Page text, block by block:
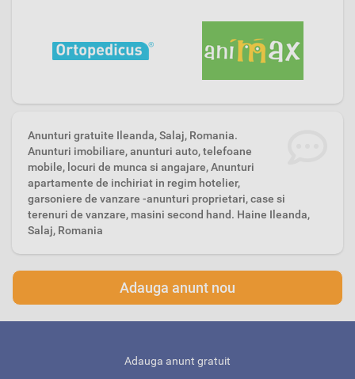
Anunturi gratuite Ileanda, Salaj, Romania.
Anunturi imobiliare, anunturi auto, telefoane
mobile, locuri de munca si angajare, Anunturi
apartamente de inchiriat in regim hotelier,
garsoniere de vanzare -anunturi proprietari, case si
terenuri de vanzare, masini second hand. Haine Ileanda,
Salaj, Romania
Adauga anunt nou
Adauga anunt gratuit